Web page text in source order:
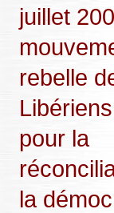
juillet
rebelle
pour la
la